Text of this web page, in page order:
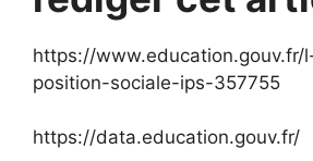
https://
position-sociale-ips-357755
https://data.education.gouv.fr/